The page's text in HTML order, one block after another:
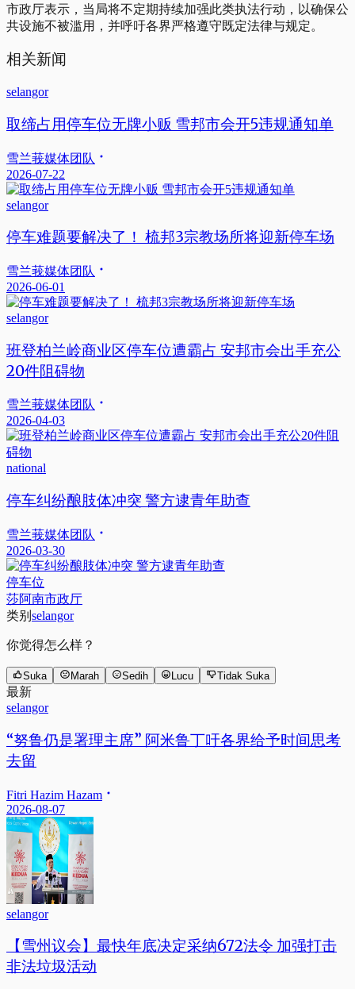
市政厅表示，当局将不定期持续加强此类执法行动，以确保公
共设施不被滥用，并呼吁各界严格遵守既定法律与规定。
相关新闻
selangor
取缔占用停车位无牌小贩 雪邦市会开5违规通知单
雪兰莪媒体团队
2026-07-22
selangor
停车难题要解决了！ 梳邦3宗教场所将迎新停车场
雪兰莪媒体团队
2026-06-01
selangor
班登柏兰岭商业区停车位遭霸占 安邦市会出手充公
20件阻碍物
雪兰莪媒体团队
2026-04-03
national
停车纠纷酿肢体冲突 警方逮青年助查
雪兰莪媒体团队
2026-03-30
停车位
莎阿南市政厅
类别 selangor
你觉得怎么样？
Suka Marah Sedih Lucu Tidak Suka
最新
selangor
“努鲁仍是署理主席” 阿米鲁丁吁各界给予时间思考
去留
Fitri Hazim Hazam
2026-08-07
selangor
【雪州议会】最快年底决定采纳672法令 加强打击
非法垃圾活动